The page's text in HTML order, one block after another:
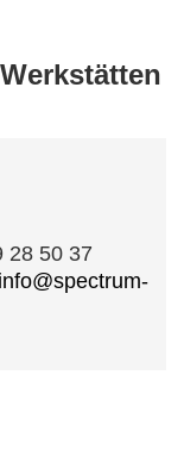
28 50 37
info@spectrum-